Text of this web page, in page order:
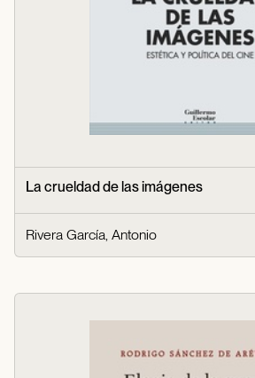
La crueldad de las imágenes
Rivera García, Antonio